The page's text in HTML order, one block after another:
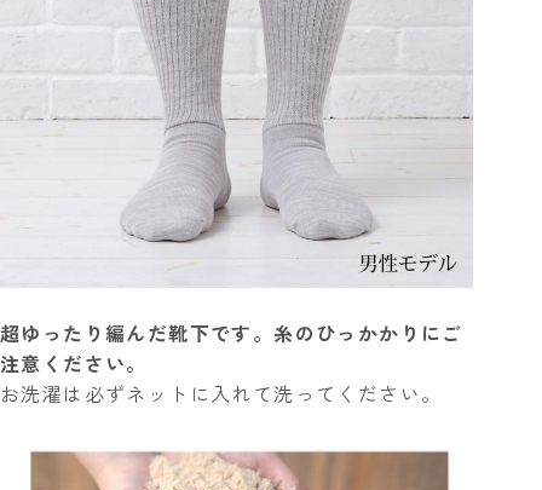
超ゆったり編んだ靴下です。糸のひっかかりにご
注意ください。
お洗濯は必ずネットに入れて洗ってください。